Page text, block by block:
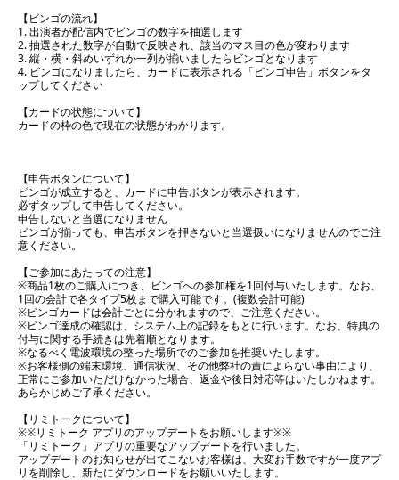
【ビンゴの流れ】
1. 出演者が配信内でビンゴの数字を抽選します
2. 抽選された数字が自動で反映され、該当のマス目の色が変わります
3. 縦・横・斜めいずれか一列が揃いましたらビンゴとなります
4. ビンゴになりましたら、カードに表示される「ビンゴ申告」ボタンをタ
ップしてください
【カードの状態について】
カードの枠の色で現在の状態がわかります。
【申告ボタンについて】
ビンゴが成立すると、カードに申告ボタンが表示されます。
必ずタップして申告してください。
申告しないと当選になりません
ビンゴが揃っても、申告ボタンを押さないと当選扱いになりませんのでご注
意ください。
【ご参加にあたっての注意】
※商品1枚のご購入につき、ビンゴへの参加権を1回付与いたします。なお、
1回の会計で各タイプ5枚まで購入可能です。(複数会計可能)
※ビンゴカードは会計ごとに分かれますので、ご注意ください。
※ビンゴ達成の確認は、システム上の記録をもとに行います。なお、特典の
付与に関する手続きは先着順となります。
※なるべく電波環境の整った場所でのご参加を推奨いたします。
※お客様側の端末環境、通信状況、その他弊社の責によらない事由により、
正常にご参加いただけなかった場合、返金や後日対応等はいたしかねます。
あらかじめご了承ください。
【リミトークについて】
※※リミトーク アプリのアップデートをお願いします※※
「リミトーク」アプリの重要なアップデートを行いました。
アップデートのお知らせが出てこないお客様は、大変お手数ですが一度アプ
リを削除し、新たにダウンロードをお願いいたします。